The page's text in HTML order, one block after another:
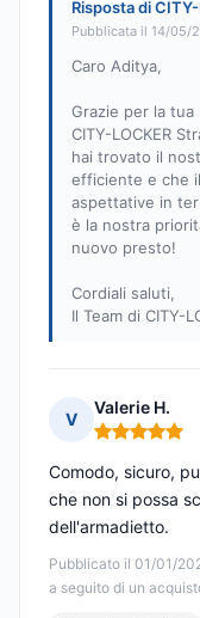
Risposta di
Pubblicata il 14/05/
Caro Aditya,
Grazie per la
CITY-LOCKER
hai trovato il
efficiente e che
aspettative in
è la nostra
nuovo presto!
Cordiali saluti,
Il Team di CITY-
V
Valerie H.
Nota: 5 su 5
Pubblicato il 01/01/
a seguito di un
Comodo, sicuro,
che non si possa
dell'armadietto.